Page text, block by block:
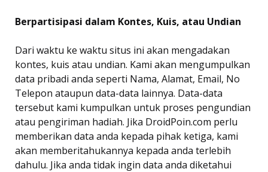
Berpartisipasi dalam Kontes, Kuis, atau Undian
Dari waktu ke waktu situs ini akan mengadakan
kontes, kuis atau undian. Kami akan mengumpulkan
data pribadi anda seperti Nama, Alamat, Email, No
Telepon ataupun data-data lainnya. Data-data
tersebut kami kumpulkan untuk proses pengundian
atau pengiriman hadiah. Jika DroidPoin.com perlu
memberikan data anda kepada pihak ketiga, kami
akan memberitahukannya kepada anda terlebih
dahulu. Jika anda tidak ingin data anda diketahui